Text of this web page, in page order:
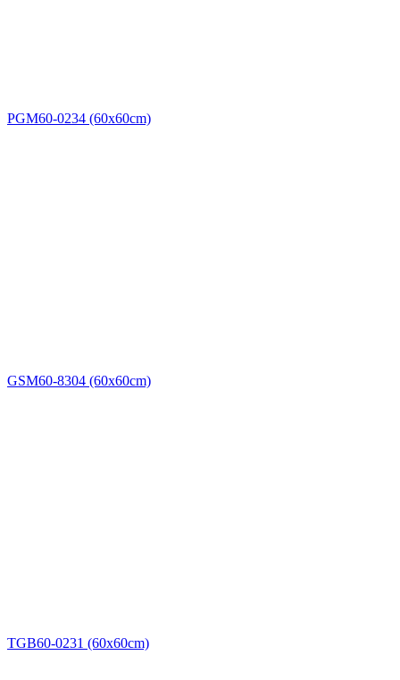
PGM60-0234 (60x60cm)
GSM60-8304 (60x60cm)
TGB60-0231 (60x60cm)